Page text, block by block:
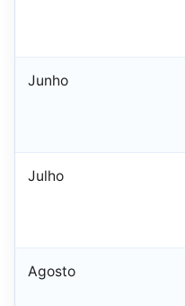
Junho
Julho
Agosto